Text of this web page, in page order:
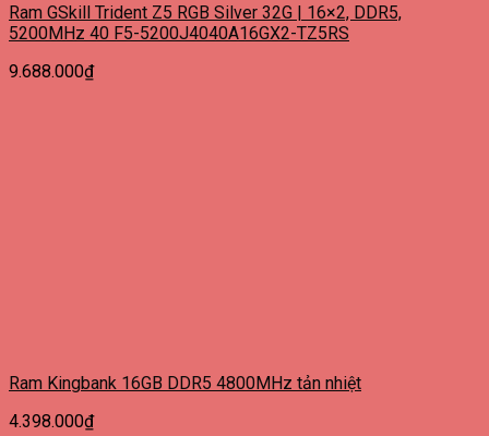
Ram GSkill Trident Z5 RGB Silver 32G | 16×2, DDR5,
5200MHz 40 F5-5200J4040A16GX2-TZ5RS
9.688.000₫
Ram Kingbank 16GB DDR5 4800MHz tản nhiệt
4.398.000₫